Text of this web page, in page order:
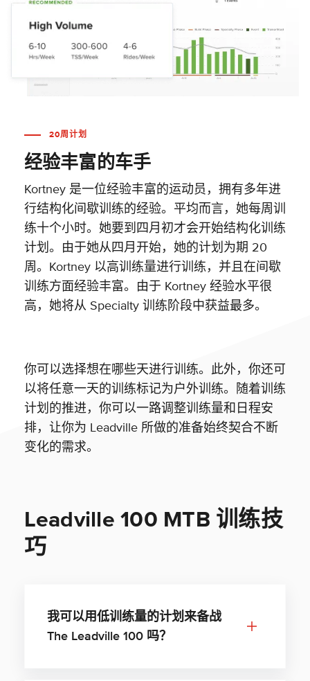
20周计划
经验丰富的车手
Kortney 是一位经验丰富的运动员，拥有多年进
行结构化间歇训练的经验。平均而言，她每周训
练十个小时。她要到四月初才会开始结构化训练
计划。由于她从四月开始，她的计划为期 20
周。Kortney 以高训练量进行训练，并且在间歇
训练方面经验丰富。由于 Kortney 经验水平很
高，她将从 Specialty 训练阶段中获益最多。
你可以选择想在哪些天进行训练。此外，你还可
以将任意一天的训练标记为户外训练。随着训练
计划的推进，你可以一路调整训练量和日程安
排，让你为 Leadville 所做的准备始终契合不断
变化的需求。
Leadville 100 MTB 训练技
巧
我可以用低训练量的计划来备战
The Leadville 100 吗？